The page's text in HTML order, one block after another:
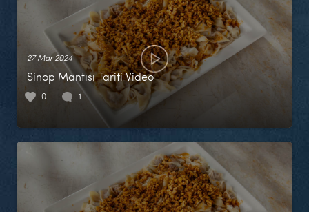
27 Mar 2024
Sinop Mantısı Tarifi Video
0 1